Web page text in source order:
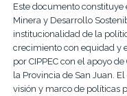
Este documento
Minera y Desarrollo
institucionalidad de la
crecimiento con equidad y
por CIPPEC con el apoyo
la Provincia de San Juan.
visión y marco de políticas